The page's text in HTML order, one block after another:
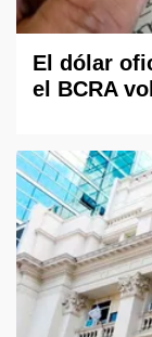
El dólar
el BCRA